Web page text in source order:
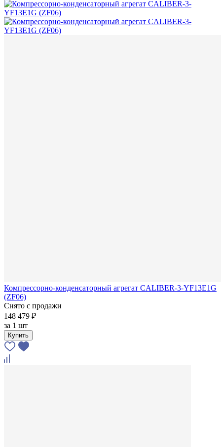
Компрессорно-конденсаторный агрегат CALIBER-3-YF13E1G
(ZF06)
Снято с продажи
148 479 ₽
за 1 шт
Купить